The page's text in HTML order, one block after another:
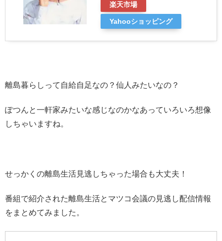
楽天市場
Yahooショッピング
離島暮らしって自給自足なの？仙人みたいなの？
ぽつんと一軒家みたいな感じなのかなあっていろいろ想像
しちゃいますね。
せっかくの離島生活見逃しちゃった場合も大丈夫！
番組で紹介された離島生活とマツコ会議の見逃し配信情報
をまとめてみました。